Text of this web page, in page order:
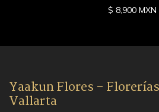
$ 8,900 MXN
Yaakun Flores -
Vallarta